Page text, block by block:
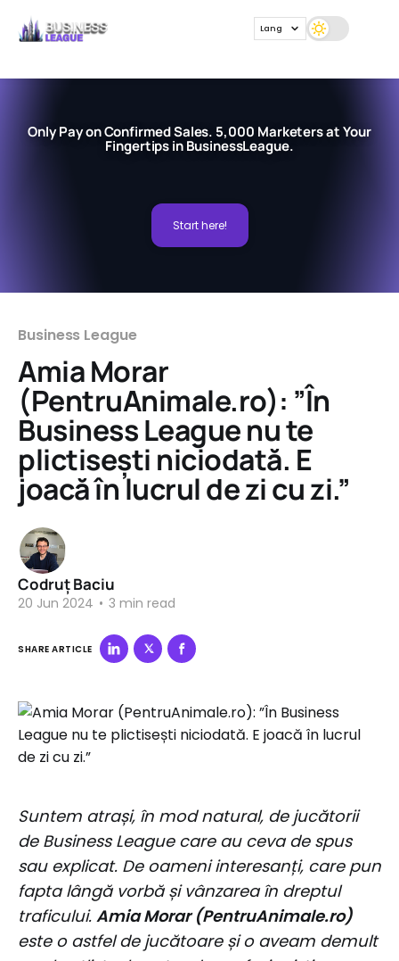
Lang
Only Pay on Confirmed Sales. 5,000 Marketers at Your
Fingertips in BusinessLeague.
Start here!
Business League
Amia Morar
(PentruAnimale.ro): ”În
Business League nu te
plictisești niciodată. E
joacă în lucrul de zi cu zi.”
Codruț Baciu
20 Jun 2024 • 3 min read
SHARE ARTICLE
Suntem atrași, în mod natural, de jucătorii
de Business League care au ceva de spus
sau explicat. De oameni interesanți, care pun
fapta lângă vorbă și vânzarea în dreptul
traficului. Amia Morar (PentruAnimale.ro)
este o astfel de jucătoare și o aveam demult